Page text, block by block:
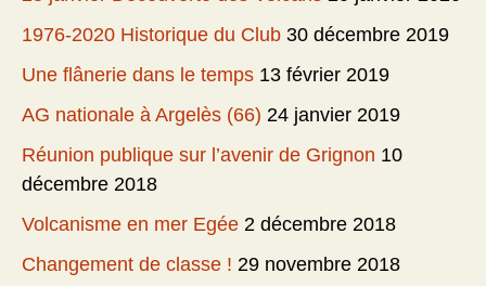
1976-2020 Historique du Club 30 décembre 2019
Une flânerie dans le temps 13 février 2019
AG nationale à Argelès (66) 24 janvier 2019
Réunion publique sur l’avenir de Grignon 10
décembre 2018
Volcanisme en mer Egée 2 décembre 2018
Changement de classe ! 29 novembre 2018